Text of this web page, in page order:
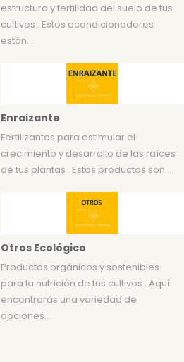
estructura y fertilidad del suelo de tus
cultivos . Estos acondicionadores
están...
Enraizante
Fertilizantes para estimular el
crecimiento y desarrollo de las raíces
de tus plantas . Estos productos son...
Otros Ecológico
Productos orgánicos y sostenibles
para la nutrición de tus cultivos . Aquí
encontrarás una variedad de
opciones...